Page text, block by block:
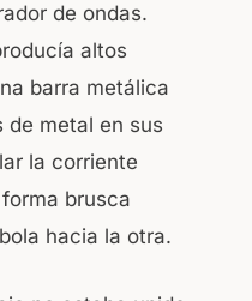
de ondas.
altos
barra metálica
de metal en sus
la corriente
brusca
hacia la otra.